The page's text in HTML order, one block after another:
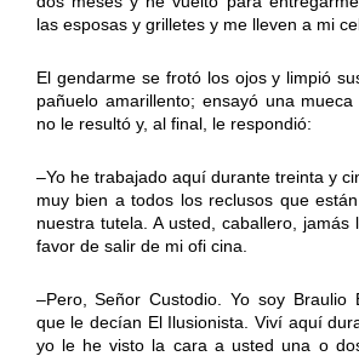
las esposas y grilletes y me lleven a mi
El gendarme se frotó los ojos y limpió
pañuelo amarillento; ensayó una
no le resultó y, al final, le respondió:
–Yo he trabajado aquí durante treinta y
muy bien a todos los reclusos que
nuestra tutela. A usted, caballero, jamás
favor de salir de mi ofi cina.
–Pero, Señor Custodio. Yo soy Braulio
que le decían El Ilusionista. Viví aquí
yo le he visto la cara a usted una o